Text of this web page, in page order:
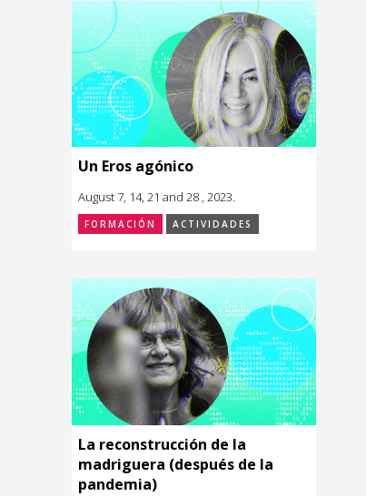
Un Eros agónico
August 7, 14, 21 and 28 , 2023.
FORMACIÓN ACTIVIDADES
La reconstrucción de la
madriguera (después de la
pandemia)